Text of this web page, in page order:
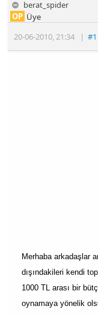
berat_spider
20-06-2010,21:34 |#1
OP Üye
Merhaba arkadaşlar
dışındakileri kendi
1000 TL arası bir
oynamaya yönelik